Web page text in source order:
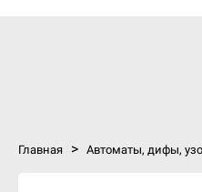
Главная > Автоматы, дифы,